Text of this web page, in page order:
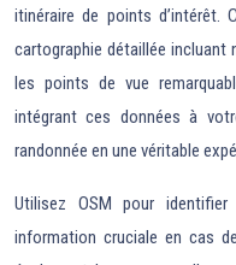
itinéraire de points d’intérêt.
cartographie détaillée incluant
les points de vue
intégrant ces données à
randonnée en une véritable
Utilisez OSM pour
information cruciale en cas